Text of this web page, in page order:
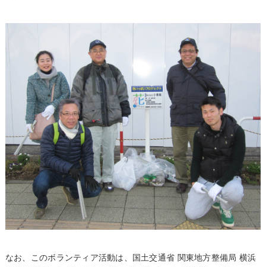
なお、このボランティア活動は、国土交通省 関東地方整備局 横浜